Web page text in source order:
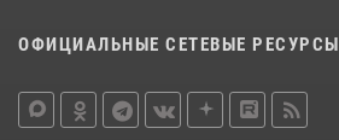
ОФИЦИАЛЬНЫЕ СЕТЕВЫЕ РЕСУРСЫ